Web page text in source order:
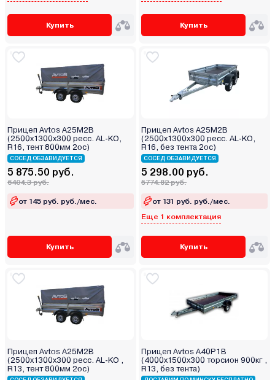
Купить Купить
Прицеп Avtos А25М2В
(2500х1300х300 ресс. AL-KO,
R16, тент 800мм 2ос)
СОСЕД ОБЗАВИДУЕТСЯ
5 875.50 руб.
6404.3 руб.
от 145 руб. руб./мес.
Купить
Прицеп Avtos А25М2В
(2500х1300х300 ресс. AL-KO,
R16, без тента 2ос)
СОСЕД ОБЗАВИДУЕТСЯ
5 298.00 руб.
5774.82 руб.
от 131 руб. руб./мес.
Еще 1 комплектация
Купить
Прицеп Avtos А25М2В
(2500х1300х300 ресс. AL-KO ,
R13, тент 800мм 2ос)
Прицеп Avtos A40P1B
(4000х1500х300 торсион 900кг ,
R13, без тента)